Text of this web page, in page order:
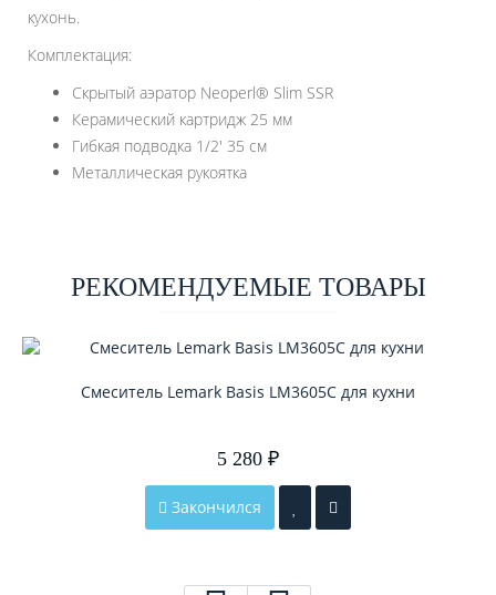
кухонь.
Комплектация:
Скрытый аэратор Neoperl® Slim SSR
Керамический картридж 25 мм
Гибкая подводка 1/2' 35 см
Металлическая рукоятка
РЕКОМЕНДУЕМЫЕ ТОВАРЫ
Смеситель Lemark Basis LM3605C для кухни
5 280 ₽
Закончился